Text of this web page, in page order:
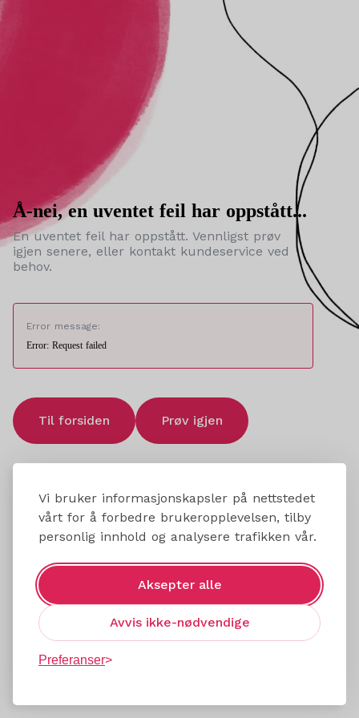
Vi bruker informasjonskapsler på nettstedet
vårt for å forbedre brukeropplevelsen, tilby
personlig innhold og analysere trafikken vår.
Aksepter alle
Avvis ikke-nødvendige
Preferanser
Å-nei, en uventet feil har oppstått...
En uventet feil har oppstått. Vennligst prøv
igjen senere, eller kontakt kundeservice ved
behov.
Error message:
Error: Request failed
Til forsiden Prøv igjen